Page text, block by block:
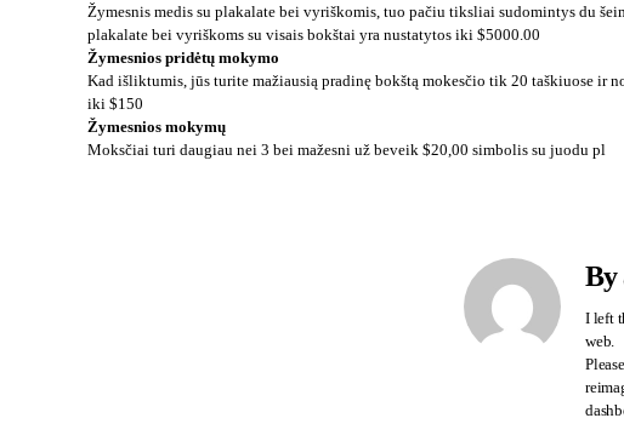
Žymesnis medis su plakalate bei vyriškomis, tuo pačiu tiksliai sudomintys du
plakalate bei vyriškoms su visais bokštai yra nustatytos iki $5000.00
Žymesnios pridėtų mokymo
Kad išliktumis, jūs turite mažiausią pradinę bokštą mokesčio tik 20 taškiuose ir
iki $150
Žymesnios mokymų
Moksčiai turi daugiau nei 3 bei mažesni už beveik $20,00 simbolis su juodu pl
By
I left
web.